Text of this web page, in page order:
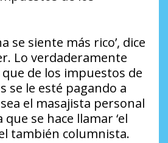
se siente más rico’, dice
Lo verdaderamente
de los impuestos de
se le esté pagando a
el masajista personal
se hace llamar ‘el
también columnista.